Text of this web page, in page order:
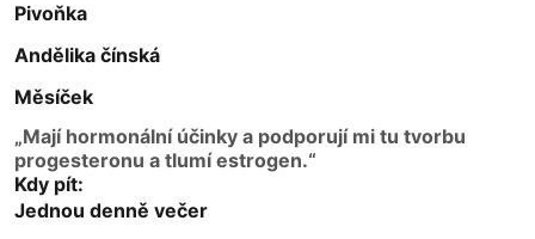
Pivoňka
Andělika čínská
Měsíček
„Mají hormonální účinky a podporují mi tu tvorbu
progesteronu a tlumí estrogen.“
Kdy pít:
Jednou denně večer